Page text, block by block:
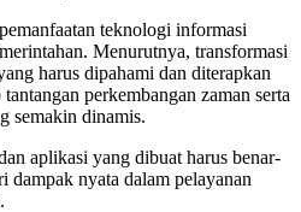
teknologi informasi
Menurutnya, transformasi
harus dipahami dan diterapkan
perkembangan zaman serta
semakin dinamis.
aplikasi yang dibuat harus benar-
dampak nyata dalam pelayanan